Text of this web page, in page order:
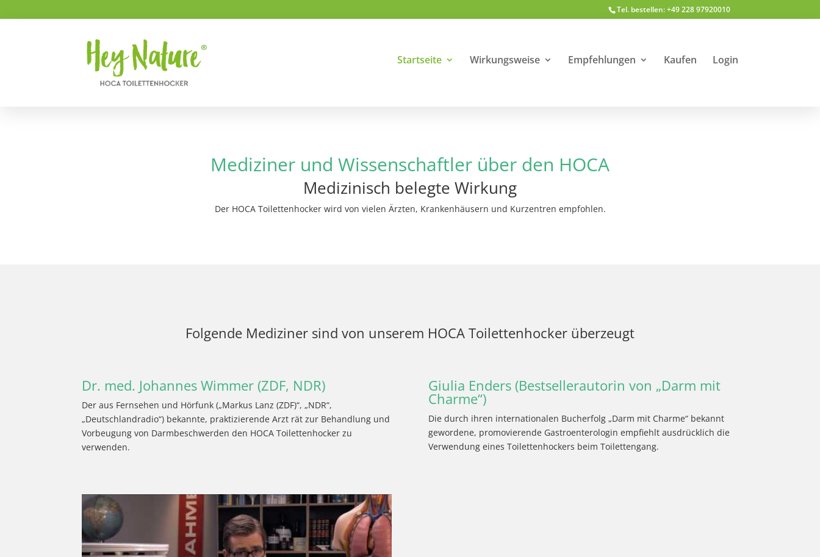
Tel. bestellen: +49 228 97920010
Startseite Wirkungsweise Empfehlungen Kaufen Login
Mediziner und Wissenschaftler über den HOCA
Medizinisch belegte Wirkung
Der HOCA Toilettenhocker wird von vielen Ärzten, Krankenhäusern und Kurzentren empfohlen.
Folgende Mediziner sind von unserem HOCA Toilettenhocker überzeugt
Dr. med. Johannes Wimmer (ZDF, NDR)
Der aus Fernsehen und Hörfunk („Markus Lanz (ZDF)“, „NDR“,
„Deutschlandradio“) bekannte, praktizierende Arzt rät zur Behandlung und
Vorbeugung von Darmbeschwerden den HOCA Toilettenhocker zu
verwenden.
Giulia Enders (Bestsellerautorin von „Darm mit
Charme“)
Die durch ihren internationalen Bucherfolg „Darm mit Charme“ bekannt
gewordene, promovierende Gastroenterologin empfiehlt ausdrücklich die
Verwendung eines Toilettenhockers beim Toilettengang.